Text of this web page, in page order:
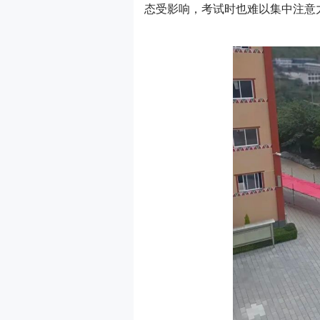
态受影响，考试时也难以集中注意